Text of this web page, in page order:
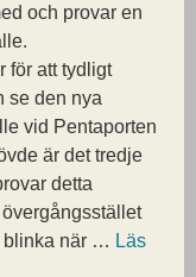
och provar en
för att tydligt
se den nya
vid Pentaporten
är det tredje
detta
blinka när … Läs